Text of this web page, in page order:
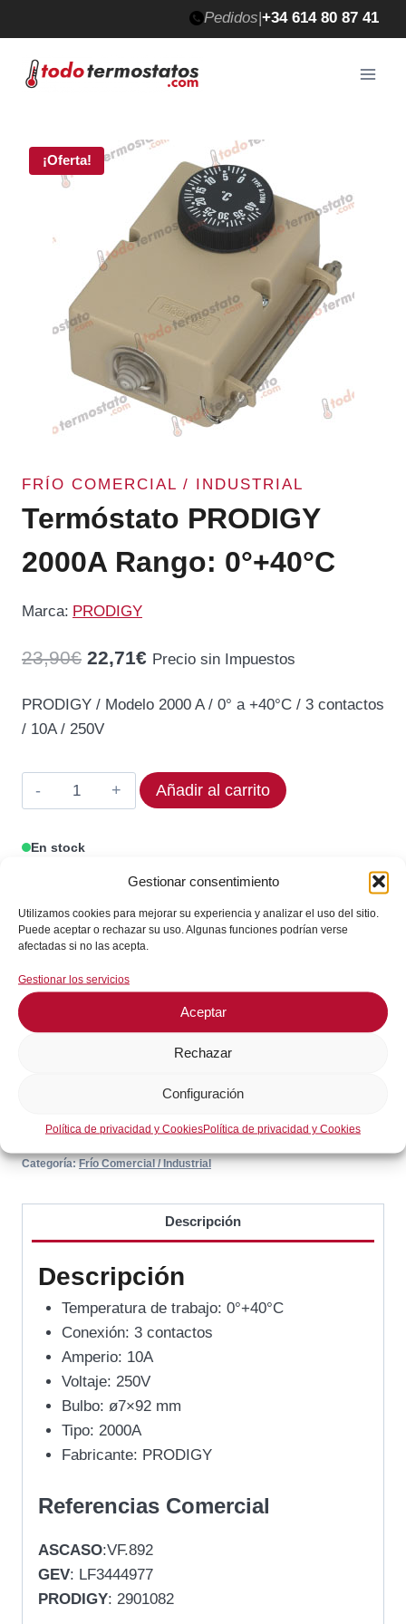
Gestionar consentimiento
Utilizamos cookies para mejorar su experiencia y analizar el uso del sitio.
Puede aceptar o rechazar su uso. Algunas funciones podrían verse
afectadas si no las acepta.
Gestionar los servicios
Aceptar
Rechazar
Configuración
Política de privacidad y CookiesPolítica de privacidad y Cookies
al
contenido
Pedidos|+34 614 80 87 41
¡Oferta!
FRÍO COMERCIAL / INDUSTRIAL
Termóstato PRODIGY
2000A Rango: 0°+40°C
Marca: PRODIGY
23,90€ El
original
23,90€.
22,71€El
22,71€.
Precio sin Impuestos
PRODIGY / Modelo 2000 A / 0° a +40°C / 3 contactos
/ 10A / 250V
Termóstato
PRODIGY
Rango:
+40°C
cantidad
Añadir al carrito
En stock
¡Envíos en 24 / 72 horas!
Consultar en WhatsApp
GARANTÍA DE SEGURIDAD EN EL PAGO
Categoría:Frío Comercial / Industrial
Descripción
Descripción
Temperatura de trabajo: 0°+40°C
Conexión: 3 contactos
Amperio: 10A
Voltaje: 250V
Bulbo: ø7×92 mm
Tipo: 2000A
Fabricante: PRODIGY
Referencias Comercial
ASCASO:VF.892
GEV: LF3444977
PRODIGY: 2901082